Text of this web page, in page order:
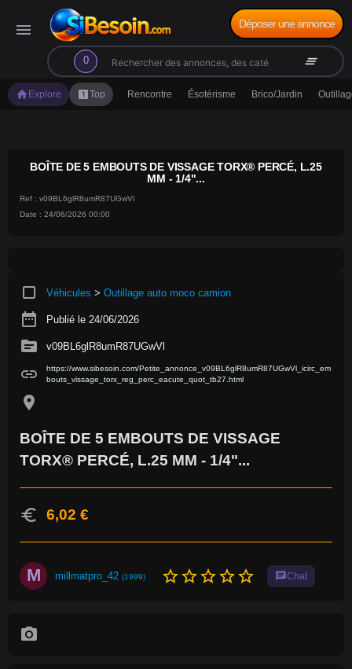
menu
0
search clear_all
Déposer une annonce
home Explore looks_oneTop Rencontre Ésotérisme Brico/Jardin
BOÎTE DE 5 EMBOUTS DE VISSAGE TORX® PERCÉ, L.25
MM - 1/4"...
Ref : v09BL6glR8umR87UGwVl
Date : 24/06/2026 00:00
crop_square Véhicules > Outillage auto moco camion
date_range Publié le 24/06/2026
source v09BL6glR8umR87UGwVl
link
https://www.sibesoin.com/Petite_annonce_v09BL6glR8umR87UGwVl_icirc_em
bouts_vissage_torx_reg_perc_eacute_quot_tb27.html
location_on
BOÎTE DE 5 EMBOUTS DE VISSAGE
TORX® PERCÉ, L.25 MM - 1/4"...
euro 6,02 €
M millmatpro_42 (1999) star_borderstar_borderstar_borderstar_borderstar_border chatChat
photo_camera